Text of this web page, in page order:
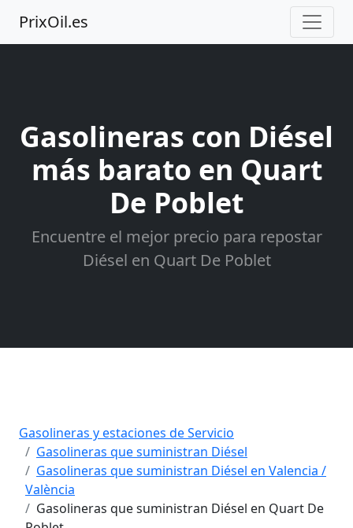
PrixOil.es
Gasolineras con Diésel
más barato en Quart
De Poblet
Encuentre el mejor precio para repostar
Diésel en Quart De Poblet
Gasolineras y estaciones de Servicio
Gasolineras que suministran Diésel
Gasolineras que suministran Diésel en Valencia /
València
Gasolineras que suministran Diésel en Quart De